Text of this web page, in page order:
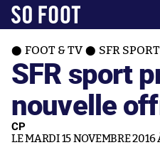
FOOT & TV SFR SPORT
SFR sport
nouvelle
CP
LE MARDI 15 NOVEMBRE 2016